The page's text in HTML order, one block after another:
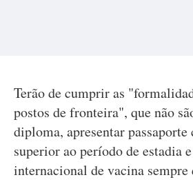
Terão de cumprir as
postos de fronteira", que não
diploma, apresentar
superior ao período de estadia
internacional de vacina